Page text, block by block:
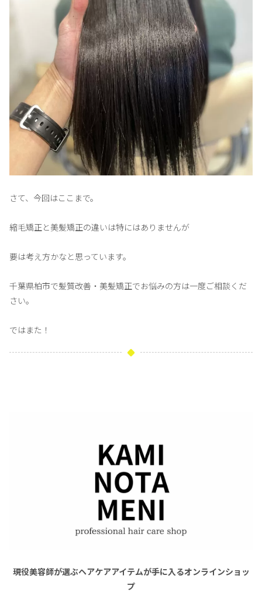
さて、今回はここまで。
縮毛矯正と美髪矯正の違いは特にはありませんが
要は考え方かなと思っています。
千葉県柏市で髪質改善・美髪矯正でお悩みの方は一度ご相談くだ
さい。
ではまた！
現役美容師が選ぶヘアケアアイテムが手に入るオンラインショッ
プ